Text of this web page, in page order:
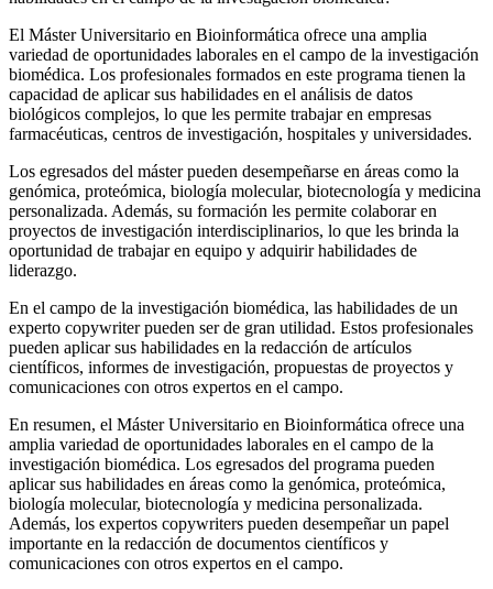
El Máster Universitario en Bioinformática ofrece una amplia
variedad de oportunidades laborales en el campo de la investigación
biomédica. Los profesionales formados en este programa tienen la
capacidad de aplicar sus habilidades en el análisis de datos
biológicos complejos, lo que les permite trabajar en empresas
farmacéuticas, centros de investigación, hospitales y universidades.
Los egresados del máster pueden desempeñarse en áreas como la
genómica, proteómica, biología molecular, biotecnología y medicina
personalizada. Además, su formación les permite colaborar en
proyectos de investigación interdisciplinarios, lo que les brinda la
oportunidad de trabajar en equipo y adquirir habilidades de
liderazgo.
En el campo de la investigación biomédica, las habilidades de un
experto copywriter pueden ser de gran utilidad. Estos profesionales
pueden aplicar sus habilidades en la redacción de artículos
científicos, informes de investigación, propuestas de proyectos y
comunicaciones con otros expertos en el campo.
En resumen, el Máster Universitario en Bioinformática ofrece una
amplia variedad de oportunidades laborales en el campo de la
investigación biomédica. Los egresados del programa pueden
aplicar sus habilidades en áreas como la genómica, proteómica,
biología molecular, biotecnología y medicina personalizada.
Además, los expertos copywriters pueden desempeñar un papel
importante en la redacción de documentos científicos y
comunicaciones con otros expertos en el campo.